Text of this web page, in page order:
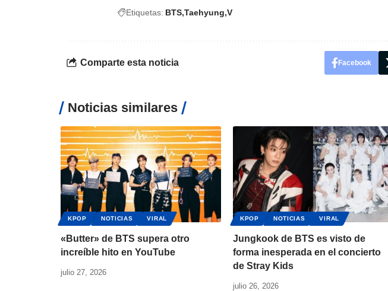
Etiquetas: BTS Taehyung V
Comparte esta noticia Facebook
Noticias similares
KPOP NOTICIAS VIRAL
«Butter» de BTS supera otro
increíble hito en YouTube
julio 27, 2026
KPOP NOTICIAS VIRAL
Jungkook de BTS es visto de
forma inesperada en el concierto
de Stray Kids
julio 26, 2026